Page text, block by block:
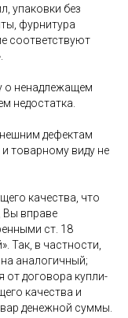
упаковки без
фурнитура
соответствуют
о ненадлежащем
недостатка.
дефектам
товарному виду не
качества, что
Вы вправе
ст. 18
Так, в частности,
аналогичный;
от договора купли-
качества и
денежной суммы.